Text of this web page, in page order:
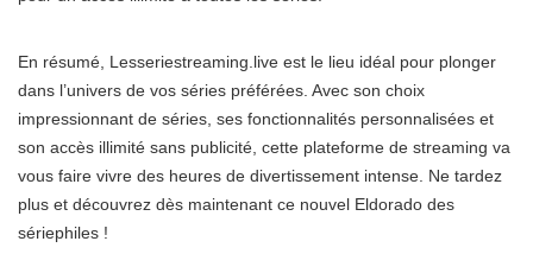
En résumé, Lesseriestreaming.live est le lieu idéal pour plonger
dans l’univers de vos séries préférées. Avec son choix
impressionnant de séries, ses fonctionnalités personnalisées et
son accès illimité sans publicité, cette plateforme de streaming va
vous faire vivre des heures de divertissement intense. Ne tardez
plus et découvrez dès maintenant ce nouvel Eldorado des
sériephiles !